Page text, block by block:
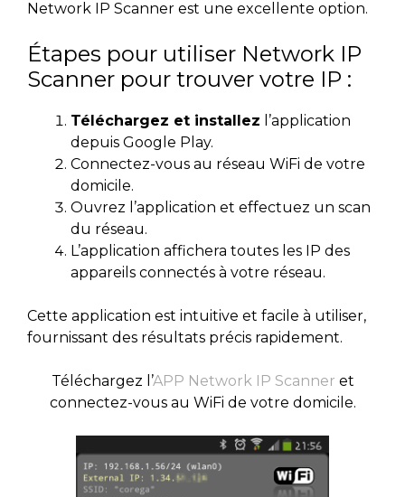
Network IP Scanner est une excellente option.
Étapes pour utiliser Network IP
Scanner pour trouver votre IP :
Téléchargez et installez l’application
depuis Google Play.
Connectez-vous au réseau WiFi de votre
domicile.
Ouvrez l’application et effectuez un scan
du réseau.
L’application affichera toutes les IP des
appareils connectés à votre réseau.
Cette application est intuitive et facile à utiliser,
fournissant des résultats précis rapidement.
Téléchargez l’APP Network IP Scanner et
connectez-vous au WiFi de votre domicile.